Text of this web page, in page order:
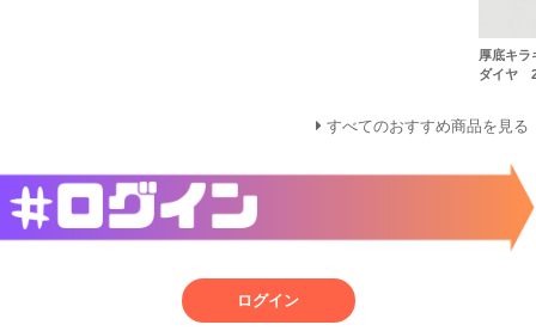
厚底キ
ダイヤ
すべてのおすすめ商品を見る
ログイン